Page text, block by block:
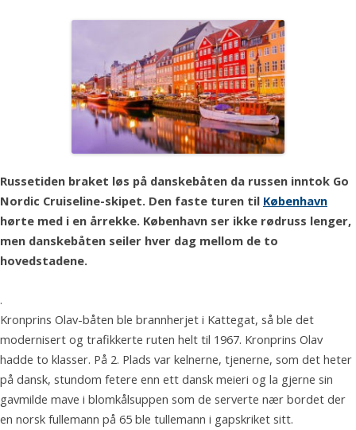
Russetiden braket løs på danskebåten da russen inntok Go
Nordic Cruiseline-skipet. Den faste turen til København
hørte med i en årrekke. København ser ikke rødruss lenger,
men danskebåten seiler hver dag mellom de to
hovedstadene.
.
Kronprins Olav-båten ble brannherjet i Kattegat, så ble det
modernisert og trafikkerte ruten helt til 1967. Kronprins Olav
hadde to klasser. På 2. Plads var kelnerne, tjenerne, som det heter
på dansk, stundom fetere enn ett dansk meieri og la gjerne sin
gavmilde mave i blomkålsuppen som de serverte nær bordet der
en norsk fullemann på 65 ble tullemann i gapskriket sitt.